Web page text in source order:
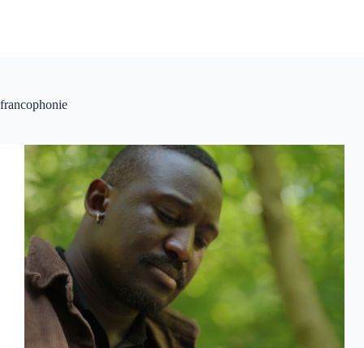
francophonie